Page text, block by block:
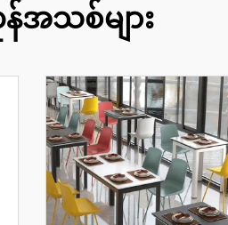
သစ်များ